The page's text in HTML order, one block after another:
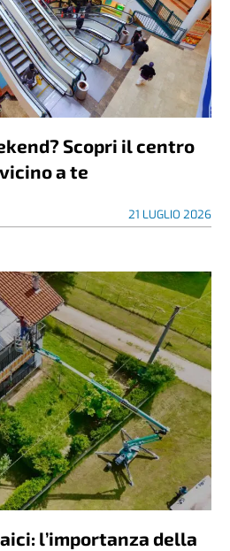
Scopri il centro
a te
21 LUGLIO 2026
l’importanza della